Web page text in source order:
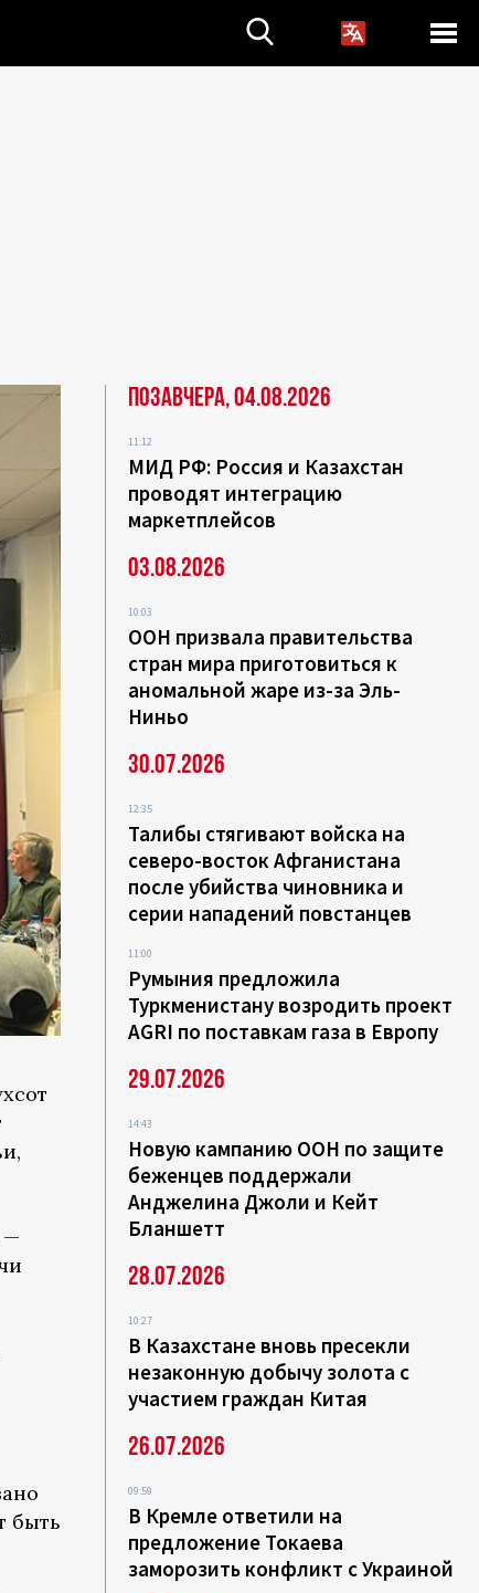
—
быть
Позавчера, 04.08.2026
11:12
МИД РФ: Россия и Казахстан
проводят интеграцию
маркетплейсов
03.08.2026
10:03
ООН призвала правительства
стран мира приготовиться к
аномальной жаре из-за Эль-
Ниньо
30.07.2026
12:35
Талибы стягивают войска на
северо-восток Афганистана
после убийства чиновника и
серии нападений повстанцев
11:00
Румыния предложила
Туркменистану возродить проект
AGRI по поставкам газа в Европу
29.07.2026
14:43
Новую кампанию ООН по защите
беженцев поддержали
Анджелина Джоли и Кейт
Бланшетт
28.07.2026
10:27
В Казахстане вновь пресекли
незаконную добычу золота с
участием граждан Китая
26.07.2026
09:59
В Кремле ответили на
предложение Токаева
заморозить конфликт с Украиной